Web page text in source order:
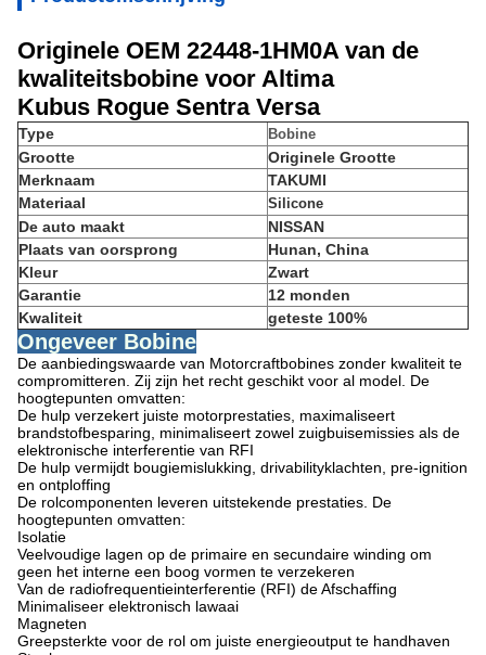
Originele OEM 22448-1HM0A van de
kwaliteitsbobine voor Altima
Kubus Rogue Sentra Versa
Type Bobine
Grootte
Originele Grootte
Merknaam
TAKUMI
Materiaal
Silicone
De auto maakt
NISSAN
Plaats van oorsprong
Hunan, China
Kleur
Zwart
Garantie
12 monden
Kwaliteit
geteste 100%
Ongeveer Bobine
De aanbiedingswaarde van Motorcraftbobines zonder kwaliteit te
compromitteren. Zij zijn het recht geschikt voor al model. De
hoogtepunten omvatten:
De hulp verzekert juiste motorprestaties, maximaliseert
brandstofbesparing, minimaliseert zowel zuigbuisemissies als de
elektronische interferentie van RFI
De hulp vermijdt bougiemislukking, drivabilityklachten, pre-ignition
en ontploffing
De rolcomponenten leveren uitstekende prestaties. De
hoogtepunten omvatten:
Isolatie
Veelvoudige lagen op de primaire en secundaire winding om
geen het interne een boog vormen te verzekeren
Van de radiofrequentieinterferentie (RFI) de Afschaffing
Minimaliseer elektronisch lawaai
Magneten
Greepsterkte voor de rol om juiste energieoutput te handhaven